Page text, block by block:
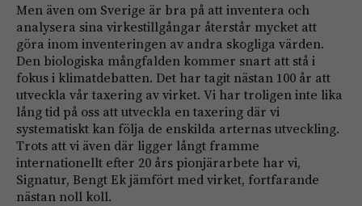
Men även om Sverige är bra på att inventera och
analysera sina virkestillgångar återstår mycket att
göra inom inventeringen av andra skogliga värden.
Den biologiska mångfalden kommer snart att stå i
fokus i klimatdebatten. Det har tagit nästan 100 år att
utveckla vår taxering av virket. Vi har troligen inte lika
lång tid på oss att utveckla en taxering där vi
systematiskt kan följa de enskilda arternas utveckling.
Trots att vi även där ligger långt framme
internationellt efter 20 års pionjärarbete har vi,
Signatur, Bengt Ek jämfört med virket, fortfarande
nästan noll koll.